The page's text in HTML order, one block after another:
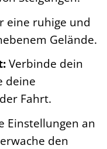
eine ruhige und
Gelände.
Verbinde dein
deine
Fahrt.
Einstellungen an
den